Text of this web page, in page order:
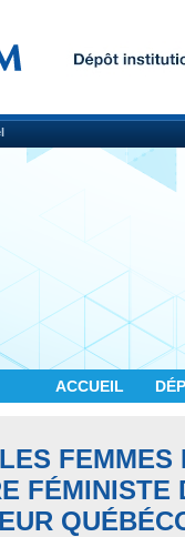
ACCUEIL
FEMMES
FÉMINISTE